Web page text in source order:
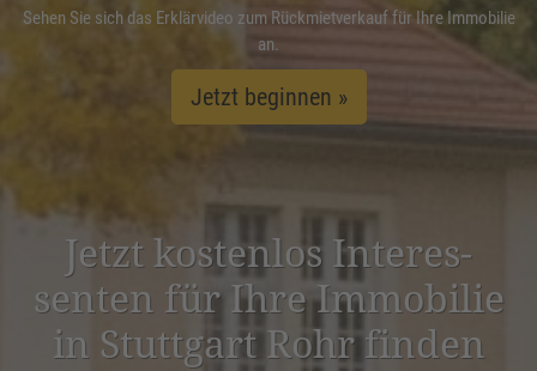
Sehen Sie sich das Erklärvideo zum Rückmietverkauf für Ihre Immobilie
an.
Jetzt beginnen »
Jetzt kostenlos Inter­es­
senten für Ihre Immobilie
in Stuttgart Rohr finden